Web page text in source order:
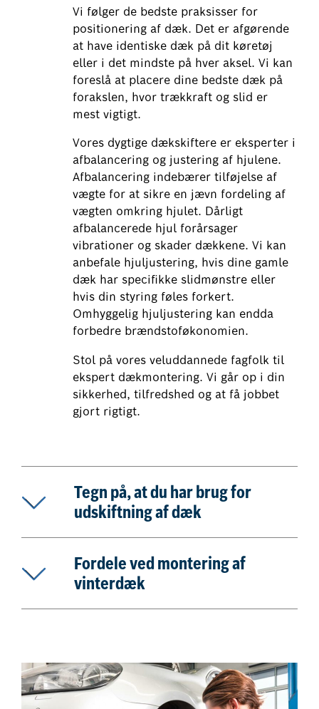
Vi følger de bedste praksisser for
positionering af dæk. Det er afgørende
at have identiske dæk på dit køretøj
eller i det mindste på hver aksel. Vi kan
foreslå at placere dine bedste dæk på
forakslen, hvor trækkraft og slid er
mest vigtigt.
Vores dygtige dækskiftere er eksperter i
afbalancering og justering af hjulene.
Afbalancering indebærer tilføjelse af
vægte for at sikre en jævn fordeling af
vægten omkring hjulet. Dårligt
afbalancerede hjul forårsager
vibrationer og skader dækkene. Vi kan
anbefale hjuljustering, hvis dine gamle
dæk har specifikke slidmønstre eller
hvis din styring føles forkert.
Omhyggelig hjuljustering kan endda
forbedre brændstoføkonomien.
Stol på vores veluddannede fagfolk til
ekspert dækmontering. Vi går op i din
sikkerhed, tilfredshed og at få jobbet
gjort rigtigt.
Tegn på, at du har brug for
udskiftning af dæk
Fordele ved montering af
vinterdæk